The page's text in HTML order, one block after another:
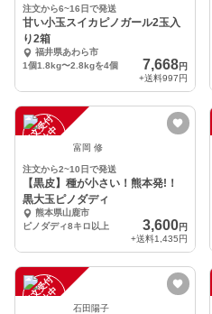
注文から6~16日で発送
甘い小玉スイカピノガール2玉入
り2箱
福井県あわら市
1個1.8kg〜2.8kgを4個
7,668円
+送料997円
注
文
受
付
停
止
中 富岡 修
注文から2~10日で発送
【黒皮】種が小さい！熊本発!！
黒大玉ピノダディ
熊本県山鹿市
ピノダディ8キロ以上
3,600円
+送料1,435円
注
文
受
付
停
止
中 石田陽子